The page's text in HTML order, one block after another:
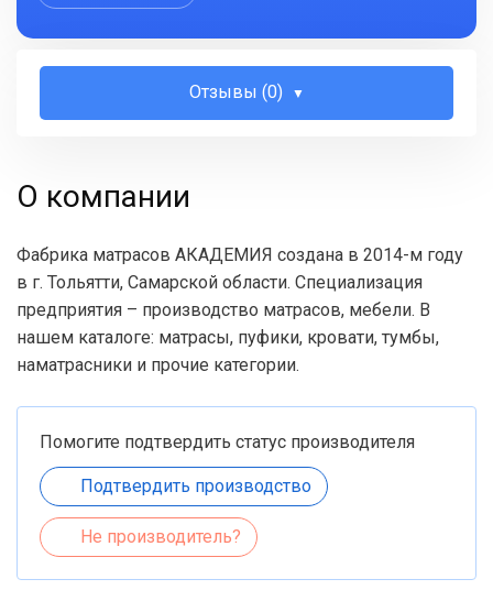
Отзывы (0)
О компании
Фабрика матрасов АКАДЕМИЯ создана в 2014-м году
в г. Тольятти, Самарской области. Специализация
предприятия – производство матрасов, мебели. В
нашем каталоге: матрасы, пуфики, кровати, тумбы,
наматрасники и прочие категории.
Помогите подтвердить статус производителя
Подтвердить производство
Не производитель?